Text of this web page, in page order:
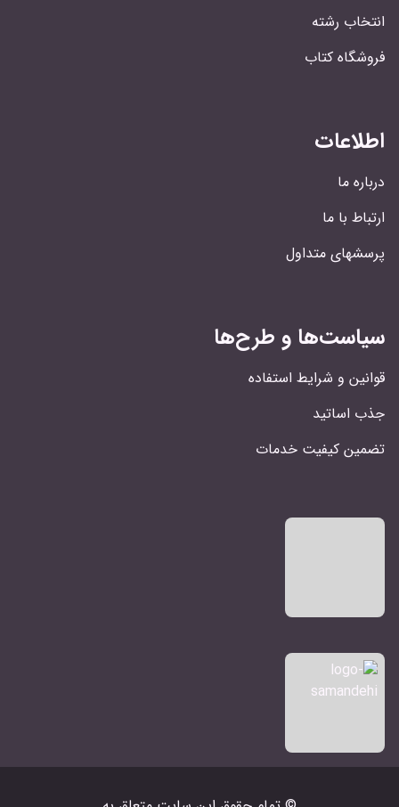
انتخاب رشته
فروشگاه کتاب
اطلاعات
درباره ما
ارتباط با ما
پرسشهای متداول
سیاست‌ها و طرح‌ها
قوانین و شرایط استفاده
جذب اساتید
تضمین کیفیت خدمات